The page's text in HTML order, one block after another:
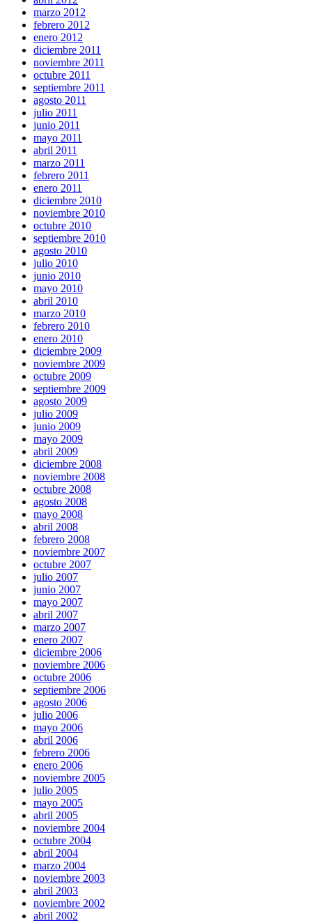
marzo 2012
febrero 2012
enero 2012
diciembre 2011
noviembre 2011
octubre 2011
septiembre 2011
agosto 2011
julio 2011
junio 2011
mayo 2011
abril 2011
marzo 2011
febrero 2011
enero 2011
diciembre 2010
noviembre 2010
octubre 2010
septiembre 2010
agosto 2010
julio 2010
junio 2010
mayo 2010
abril 2010
marzo 2010
febrero 2010
enero 2010
diciembre 2009
noviembre 2009
octubre 2009
septiembre 2009
agosto 2009
julio 2009
junio 2009
mayo 2009
abril 2009
diciembre 2008
noviembre 2008
octubre 2008
agosto 2008
mayo 2008
abril 2008
febrero 2008
noviembre 2007
octubre 2007
julio 2007
junio 2007
mayo 2007
abril 2007
marzo 2007
enero 2007
diciembre 2006
noviembre 2006
octubre 2006
septiembre 2006
agosto 2006
julio 2006
mayo 2006
abril 2006
febrero 2006
enero 2006
noviembre 2005
julio 2005
mayo 2005
abril 2005
noviembre 2004
octubre 2004
abril 2004
marzo 2004
noviembre 2003
abril 2003
noviembre 2002
abril 2002